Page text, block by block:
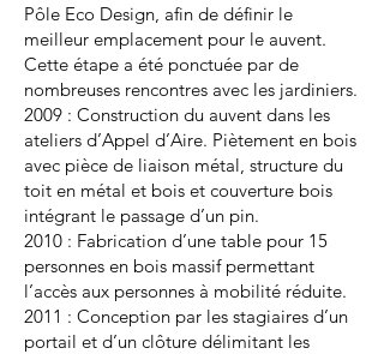
Pôle Eco Design, afin de définir le
meilleur emplacement pour le auvent.
Cette étape a été ponctuée par de
nombreuses rencontres avec les jardiniers.
2009 : Construction du auvent dans les
ateliers d’Appel d’Aire. Piètement en bois
avec pièce de liaison métal, structure du
toit en métal et bois et couverture bois
intégrant le passage d’un pin.
2010 : Fabrication d’une table pour 15
personnes en bois massif permettant
l’accès aux personnes à mobilité réduite.
2011 : Conception par les stagiaires d’un
portail et d’un clôture délimitant les